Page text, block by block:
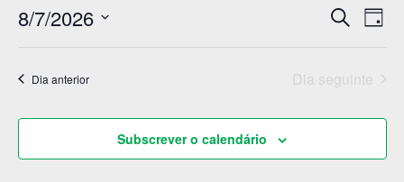
Navegação
de
e
de
Eventos
Pesquisar
de
Dia
8/7/2026
Selecione
a Dia anterior Dia seguinte
Subscrever o calendário